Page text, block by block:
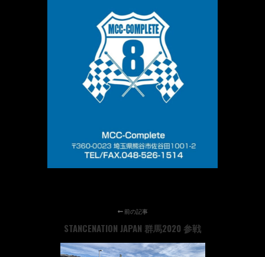
前の記事
STANCENATION JAPAN 群馬2020 参戦